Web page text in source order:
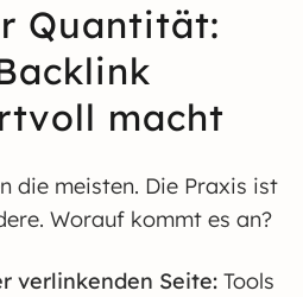
Quantität:
macht
die meisten. Die Praxis ist
Worauf kommt es an?
verlinkenden Seite: Tools